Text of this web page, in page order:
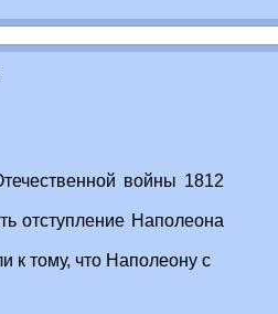
войны 1812
отступление Hаполеона
к тому, что Hаполеону с